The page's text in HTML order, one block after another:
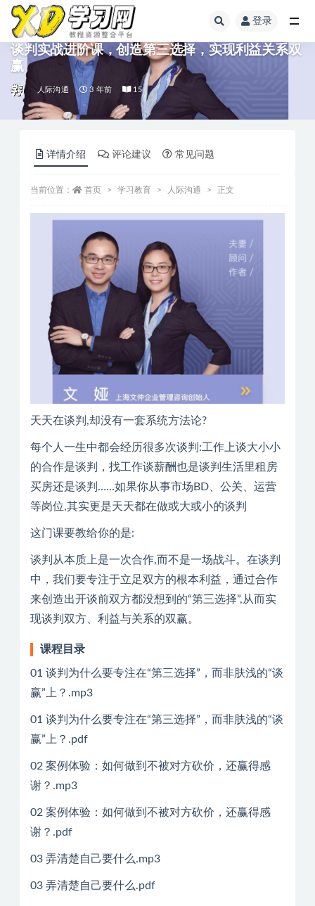
登录
谈判实战进阶课，创造第三选择，实现利益关系双
赢
人际沟通 3 年前 15
详情介绍 评论建议 常见问题
当前位置： 首页 学习教育 人际沟通 正文
天天在谈判,却没有一套系统方法论?
每个人一生中都会经历很多次谈判:工作上谈大小小
的合作是谈判，找工作谈薪酬也是谈判生活里租房
买房还是谈判……如果你从事市场BD、公关、运营
等岗位,其实更是天天都在做或大或小的谈判
这门课要教给你的是:
谈判从本质上是一次合作,而不是一场战斗。在谈判
中，我们要专注于立足双方的根本利益，通过合作
来创造出开谈前双方都没想到的“第三选择”,从而实
现谈判双方、利益与关系的双赢。
课程目录
01 谈判为什么要专注在“第三选择”，而非肤浅的“谈
赢”上？.mp3
01 谈判为什么要专注在“第三选择”，而非肤浅的“谈
赢”上？.pdf
02 案例体验：如何做到不被对方砍价，还赢得感
谢？.mp3
02 案例体验：如何做到不被对方砍价，还赢得感
谢？.pdf
03 弄清楚自己要什么.mp3
03 弄清楚自己要什么.pdf